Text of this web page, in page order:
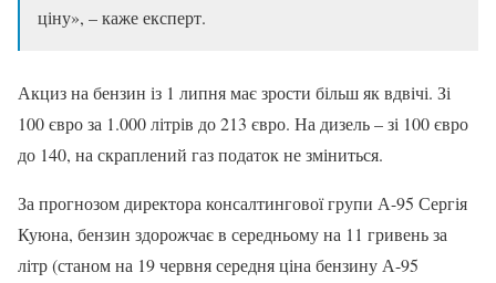
ціну», – каже експерт.
Акциз на бензин із 1 липня має зрости більш як вдвічі. Зі
100 євро за 1.000 літрів до 213 євро. На дизель – зі 100 євро
до 140, на скраплений газ податок не зміниться.
За прогнозом директора консалтингової групи А-95 Сергія
Куюна, бензин здорожчає в середньому на 11 гривень за
літр (станом на 19 червня середня ціна бензину А-95